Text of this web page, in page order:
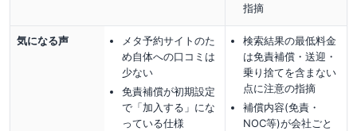
指摘
気になる声
メタ予約サイトのた
め自体への口コミは
少ない
免責補償が初期設定
で「加入する」にな
っている仕様
検索結果の最低料金
は免責補償・送迎・
乗り捨てを含まない
点に注意の指摘
補償内容(免責・
NOC等)が会社ごと